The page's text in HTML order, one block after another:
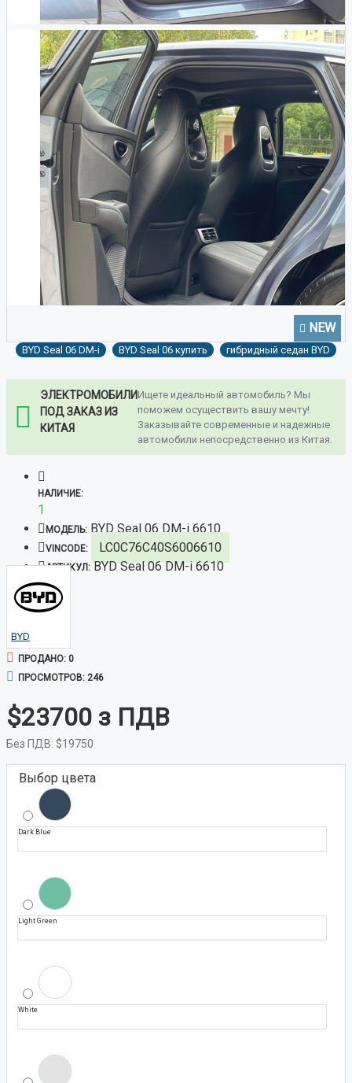
NEW
BYD Seal 06 DM-i BYD Seal 06 купить гибридный седан BYD
ЭЛЕКТРОМОБИЛИ
ПОД ЗАКАЗ ИЗ
КИТАЯ
Ищете идеальный автомобиль? Мы
поможем осуществить вашу мечту!
Заказывайте современные и надежные
автомобили непосредственно из Китая.
НАЛИЧИЕ:
1
МОДЕЛЬ: BYD Seal 06 DM-i 6610
VINCODE: LC0C76C40S6006610
АРТИКУЛ: BYD Seal 06 DM-i 6610
BYD
ПРОДАНО: 0
ПРОСМОТРОВ: 246
$23700
Без ПДВ: $19750
Выбор цвета
Dark Blue
Light Green
White